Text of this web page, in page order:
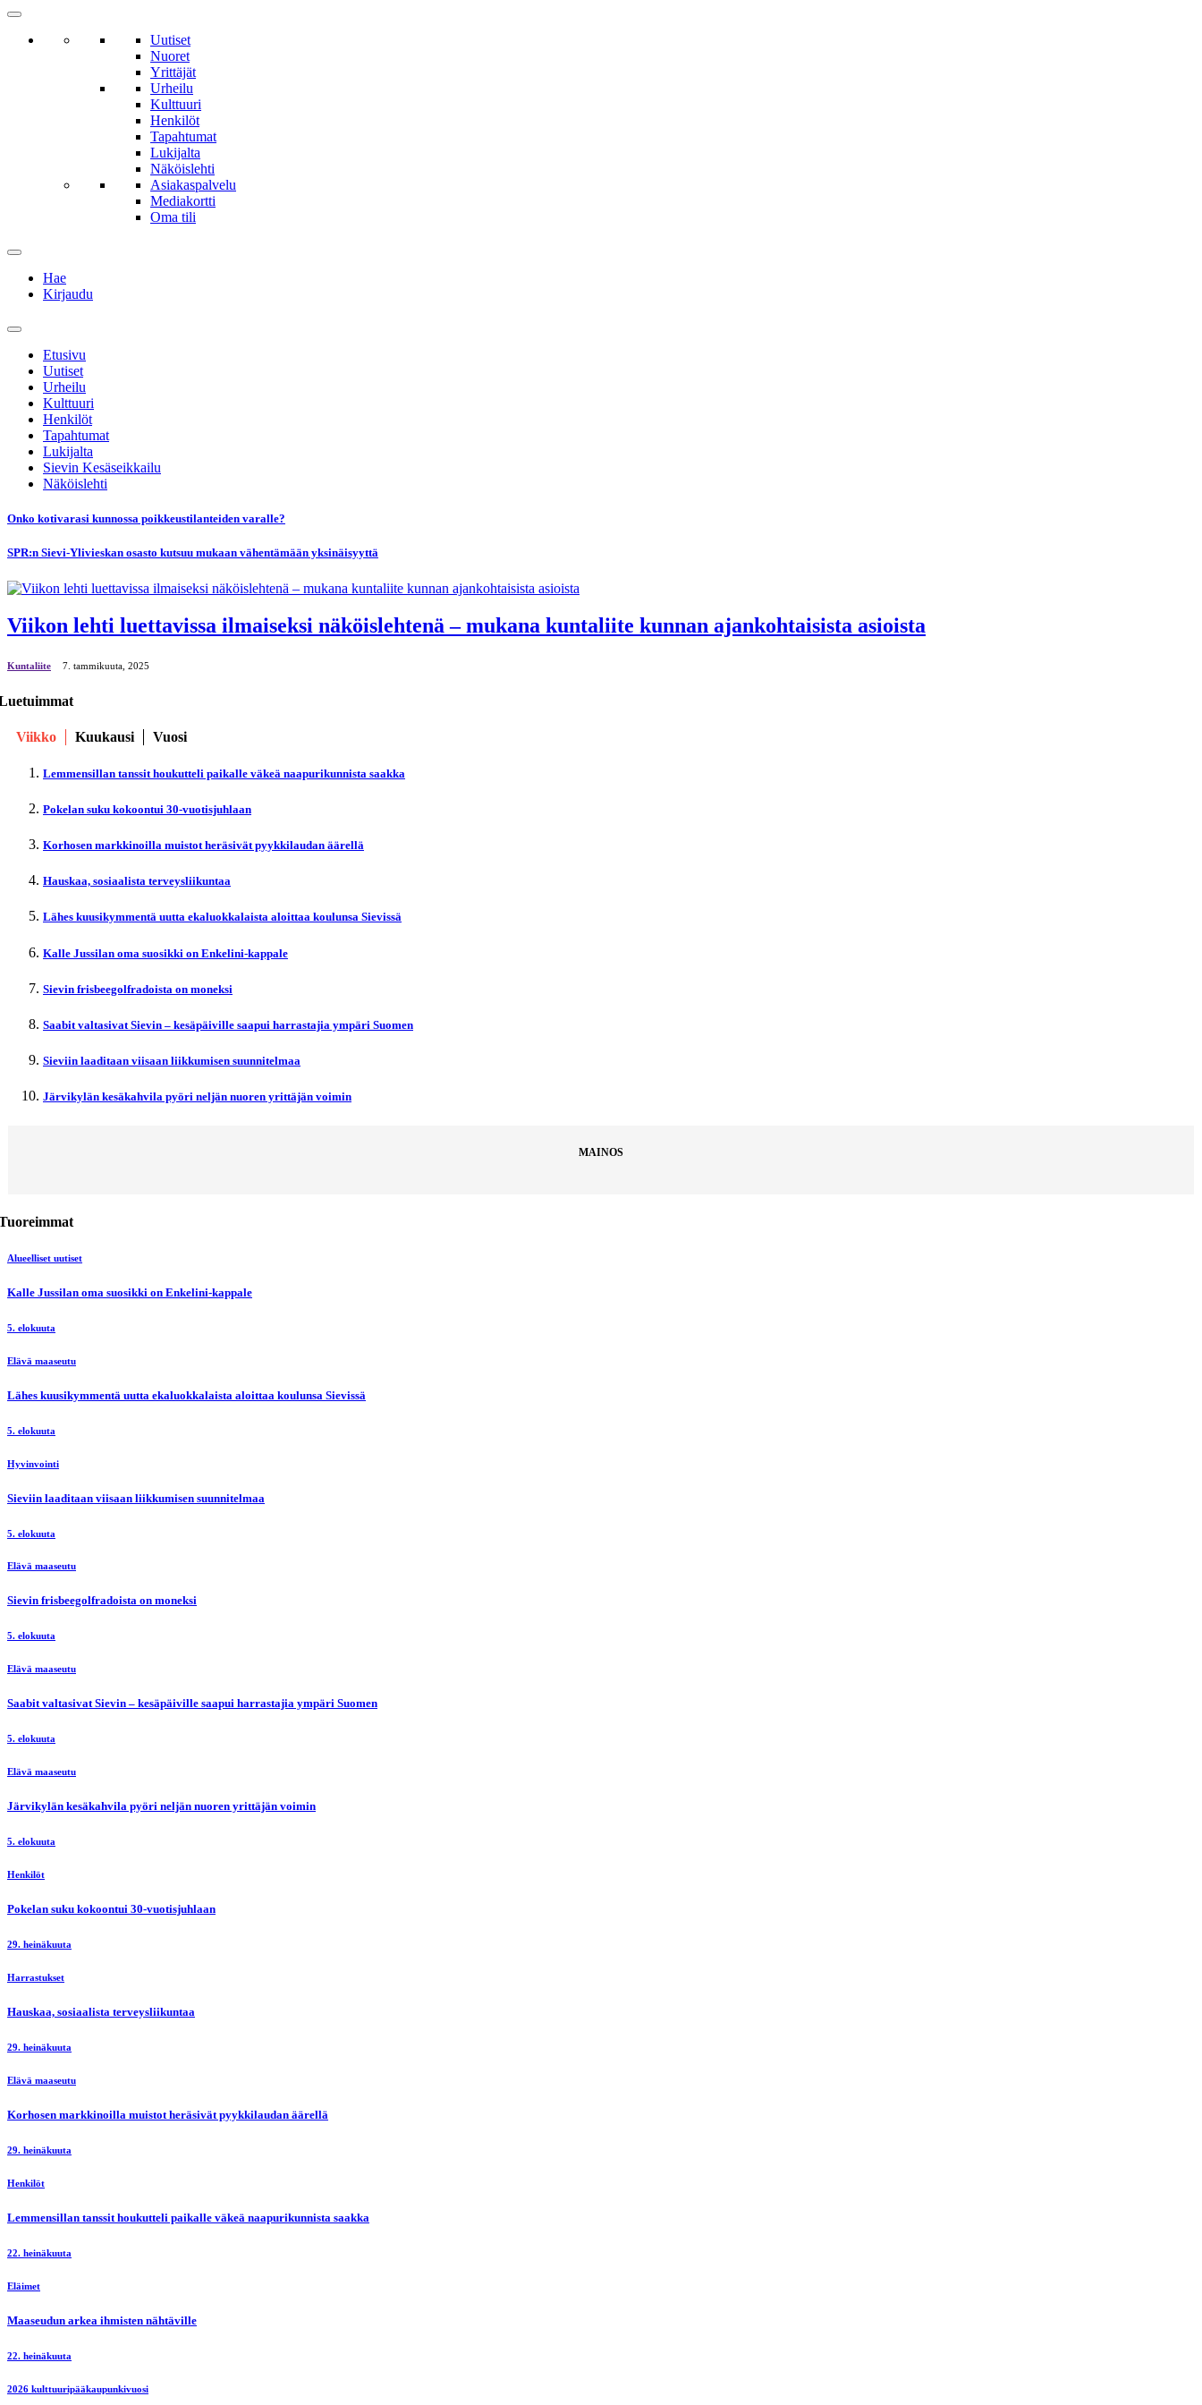
Uutiset
Nuoret
Yrittäjät
Urheilu
Kulttuuri
Henkilöt
Tapahtumat
Lukijalta
Näköislehti
Asiakaspalvelu
Mediakortti
Oma tili
Hae
Kirjaudu
Etusivu
Uutiset
Urheilu
Kulttuuri
Henkilöt
Tapahtumat
Lukijalta
Sievin Kesäseikkailu
Näköislehti
Onko kotivarasi kunnossa poikkeustilanteiden varalle?
SPR:n Sievi-Ylivieskan osasto kutsuu mukaan vähentämään yksinäisyyttä
Viikon lehti luettavissa ilmaiseksi näköislehtenä – mukana kuntaliite kunnan ajankohtaisista asioista
Kuntaliite 7. tammikuuta, 2025
Viikko Kuukausi Vuosi
Lemmensillan tanssit houkutteli paikalle väkeä naapurikunnista saakka
Pokelan suku kokoontui 30-vuotisjuhlaan
Korhosen markkinoilla muistot heräsivät pyykkilaudan äärellä
Hauskaa, sosiaalista terveysliikuntaa
Lähes kuusikymmentä uutta ekaluokkalaista aloittaa koulunsa Sievissä
Kalle Jussilan oma suosikki on Enkelini-kappale
Sievin frisbeegolfradoista on moneksi
Saabit valtasivat Sievin – kesäpäiville saapui harrastajia ympäri Suomen
Sieviin laaditaan viisaan liikkumisen suunnitelmaa
Järvikylän kesäkahvila pyöri neljän nuoren yrittäjän voimin
MAINOS